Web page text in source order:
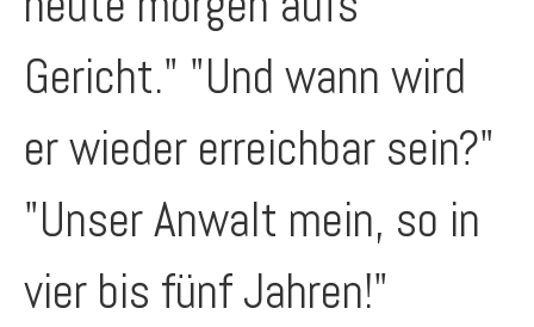
Gericht." "Und wann wird
er wieder erreichbar sein?"
"Unser Anwalt mein, so in
vier bis fünf Jahren!"